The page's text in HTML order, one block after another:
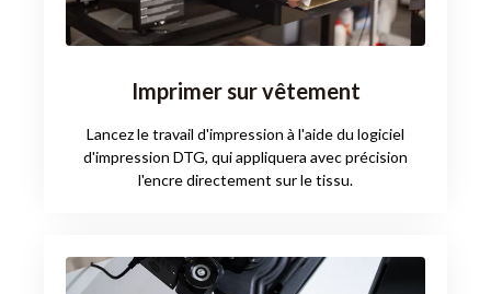
Imprimer sur vêtement
Lancez le travail d'impression à l'aide du logiciel
d'impression DTG, qui appliquera avec précision
l'encre directement sur le tissu.